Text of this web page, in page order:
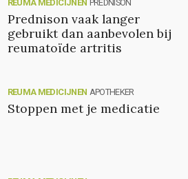
REUMA MEDICIJNEN PREDNISON
Prednison vaak langer
gebruikt dan aanbevolen bij
reumatoïde artritis
REUMA MEDICIJNEN APOTHEKER
Stoppen met je medicatie